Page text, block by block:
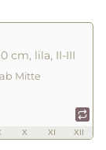
cm, lila, II-III
Mitte
X XI XII